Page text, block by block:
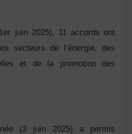
juin 2025), 11 accords ont
secteurs de l’énergie, des
et de la promotion des
(2 juin 2025) a permis